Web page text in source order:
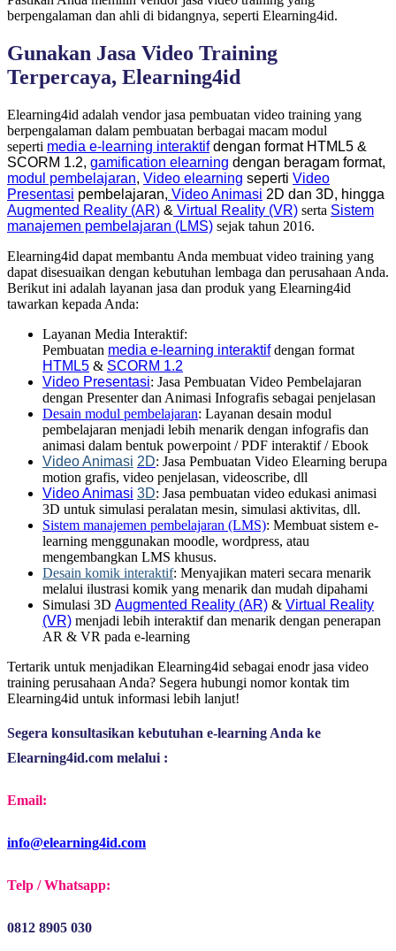
berpengalaman dan ahli di bidangnya, seperti Elearning4id.
Gunakan Jasa Video Training
Terpercaya, Elearning4id
Elearning4id adalah vendor jasa pembuatan video training yang
berpengalaman dalam pembuatan berbagai macam modul
seperti media e-learning interaktifdengan format HTML5 &
SCORM 1.2, gamification elearning dengan beragam format,
modul pembelajaran, Video elearning seperti Video
Presentasi pembelajaran, Video Animasi 2D dan 3D, hingga
Augmented Reality (AR) & Virtual Reality (VR) serta Sistem
manajemen pembelajaran (LMS) sejak tahun 2016.
Elearning4id dapat membantu Anda membuat video training yang
dapat disesuaikan dengan kebutuhan lembaga dan perusahaan Anda.
Berikut ini adalah layanan jasa dan produk yang Elearning4id
tawarkan kepada Anda:
Layanan Media Interaktif:
Pembuatan media e-learning interaktifdengan format
HTML5 & SCORM 1.2
Video Presentasi: Jasa Pembuatan Video Pembelajaran
dengan Presenter dan Animasi Infografis sebagai penjelasan
Desain modul pembelajaran: Layanan desain modul
pembelajaran menjadi lebih menarik dengan infografis dan
animasi dalam bentuk powerpoint / PDF interaktif / Ebook
Video Animasi 2D: Jasa Pembuatan Video Elearning berupa
motion grafis, video penjelasan, videoscribe, dll
Video Animasi 3D: Jasa pembuatan video edukasi animasi
3D untuk simulasi peralatan mesin, simulasi aktivitas, dll.
Sistem manajemen pembelajaran (LMS): Membuat sistem e-
learning menggunakan moodle, wordpress, atau
mengembangkan LMS khusus.
Desain komik interaktif: Menyajikan materi secara menarik
melalui ilustrasi komik yang menarik dan mudah dipahami
Simulasi 3D Augmented Reality (AR) & Virtual Reality
(VR) menjadi lebih interaktif dan menarik dengan penerapan
AR & VR pada e-learning
Tertarik untuk menjadikan Elearning4id sebagai enodr jasa video
training perusahaan Anda? Segera hubungi nomor kontak tim
Elearning4id untuk informasi lebih lanjut!
Segera konsultasikan kebutuhan e-learning Anda ke
Elearning4id.com melalui :
Email:
info@elearning4id.com
Telp / Whatsapp:
0812 8905 030